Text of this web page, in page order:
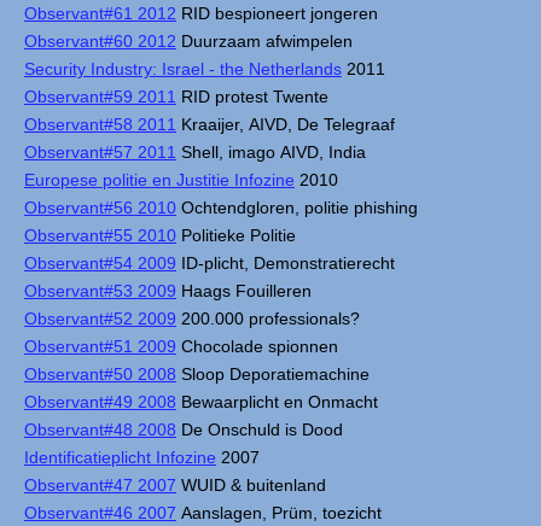
Observant#61 2012 RID bespioneert jongeren
Observant#60 2012 Duurzaam afwimpelen
Security Industry: Israel - the Netherlands 2011
Observant#59 2011 RID protest Twente
Observant#58 2011 Kraaijer, AIVD, De Telegraaf
Observant#57 2011 Shell, imago AIVD, India
Europese politie en Justitie Infozine 2010
Observant#56 2010 Ochtendgloren, politie phishing
Observant#55 2010 Politieke Politie
Observant#54 2009 ID-plicht, Demonstratierecht
Observant#53 2009 Haags Fouilleren
Observant#52 2009 200.000 professionals?
Observant#51 2009 Chocolade spionnen
Observant#50 2008 Sloop Deporatiemachine
Observant#49 2008 Bewaarplicht en Onmacht
Observant#48 2008 De Onschuld is Dood
Identificatieplicht Infozine 2007
Observant#47 2007 WUID & buitenland
Observant#46 2007 Aanslagen, Prüm, toezicht